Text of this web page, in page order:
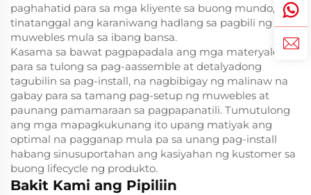
paghahatid para sa mga kliyente sa buong mundo, na
tinatanggal ang karaniwang hadlang sa pagbili ng
muwebles mula sa ibang bansa.
Kasama sa bawat pagpapadala ang mga materyales
para sa tulong sa pag-aassemble at detalyadong
tagubilin sa pag-install, na nagbibigay ng malinaw na
gabay para sa tamang pag-setup ng muwebles at
paunang pamamaraan sa pagpapanatili. Tumutulong
ang mga mapagkukunang ito upang matiyak ang
optimal na pagganap mula pa sa unang pag-install
habang sinusuportahan ang kasiyahan ng kustomer sa
buong lifecycle ng produkto.
Bakit Kami ang Pipiliin